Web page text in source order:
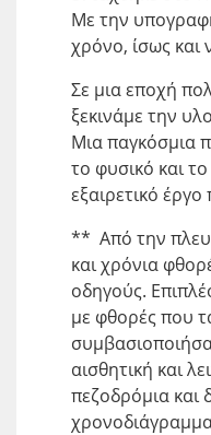
Με την
χρόνο, ίσως και
Σε μια εποχή
ξεκινάμε την
Μια παγκόσμια
το φυσικό και
εξαιρετικό
** Από την
και χρόνια
οδηγούς.
με φθορές που
αισθητική και
πεζοδρόμια και